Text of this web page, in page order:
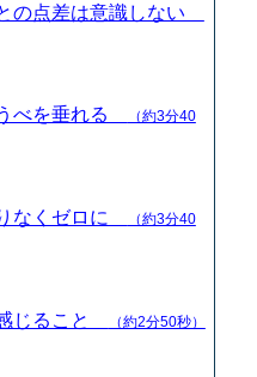
の点差は意識しない
べを垂れる
（約3分40
なくゼロに
（約3分40
じること （約2分50秒）